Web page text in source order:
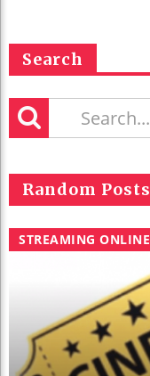
Search
Random Posts
STREAMING ONLINE